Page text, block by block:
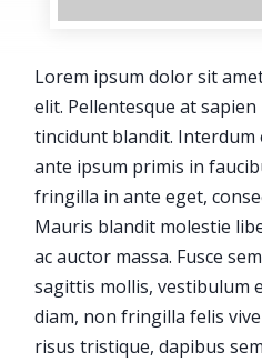
Lorem ipsum dolor sit
elit. Pellentesque at
tincidunt blandit. Interdum
ante ipsum primis in
fringilla in ante eget,
Mauris blandit molestie
ac auctor massa. Fusce
sagittis mollis, vestibulum
diam, non fringilla felis
risus tristique, dapibus